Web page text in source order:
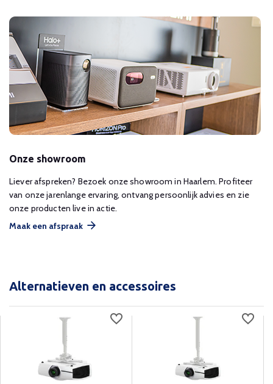
Onze showroom
Liever afspreken? Bezoek onze showroom in Haarlem. Profiteer
van onze jarenlange ervaring, ontvang persoonlijk advies en zie
onze producten live in actie.
Maak een afspraak
Alternatieven en accessoires